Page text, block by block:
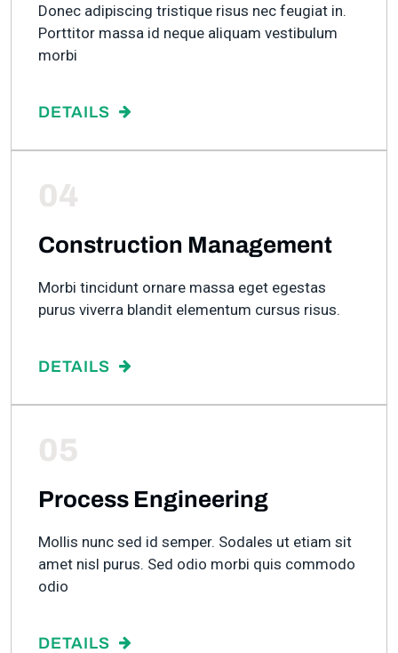
Donec adipiscing tristique risus nec feugiat in.
Porttitor massa id neque aliquam vestibulum
morbi
DETAILS
04
Construction Management
Morbi tincidunt ornare massa eget egestas
purus viverra blandit elementum cursus risus.
DETAILS
05
Process Engineering
Mollis nunc sed id semper. Sodales ut etiam sit
amet nisl purus. Sed odio morbi quis commodo
odio
DETAILS